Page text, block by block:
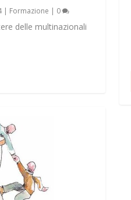
| Formazione | 0
delle multinazionali